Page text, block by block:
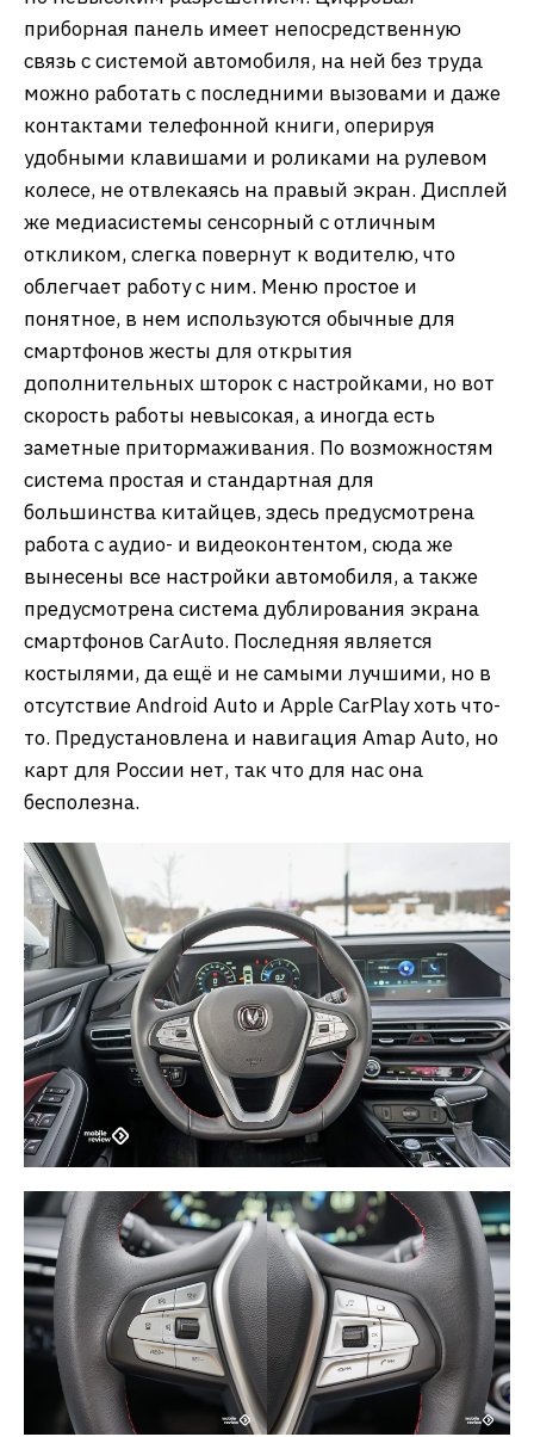
приборная панель имеет непосредственную
связь с системой автомобиля, на ней без труда
можно работать с последними вызовами и даже
контактами телефонной книги, оперируя
удобными клавишами и роликами на рулевом
колесе, не отвлекаясь на правый экран. Дисплей
же медиасистемы сенсорный с отличным
откликом, слегка повернут к водителю, что
облегчает работу с ним. Меню простое и
понятное, в нем используются обычные для
смартфонов жесты для открытия
дополнительных шторок с настройками, но вот
скорость работы невысокая, а иногда есть
заметные притормаживания. По возможностям
система простая и стандартная для
большинства китайцев, здесь предусмотрена
работа с аудио- и видеоконтентом, сюда же
вынесены все настройки автомобиля, а также
предусмотрена система дублирования экрана
смартфонов CarAuto. Последняя является
костылями, да ещё и не самыми лучшими, но в
отсутствие Android Auto и Apple CarPlay хоть что-
то. Предустановлена и навигация Amap Auto, но
карт для России нет, так что для нас она
бесполезна.